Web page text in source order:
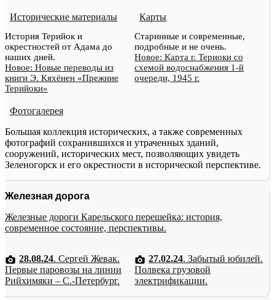
Исторические материалы
История Терийок и
окрестностей от Адама до
наших дней.
Новое: Новые переводы из
книги Э. Кяхёнен «Прежние
Терийоки»
Карты
Старинные и современные,
подробные и не очень.
Новое: Карта г. Териоки со
схемой водоснабжения 1-й
очереди, 1945 г.
Фотогалерея
Большая коллекция исторических, а также современных
фотографий сохранившихся и утраченных зданий,
сооружений, исторических мест, позволяющих увидеть
Зеленогорск и его окрестности в исторической перспективе.
Железная дорога
Железные дороги Карельского перешейка: история,
современное состояние, перспективы.
28.08.24. Сергей Жевак.
Первые паровозы на линии
Рийхимяки – С.-Петербург.
27.02.24. Забытый юбилей.
Полвека грузовой
электрификации.